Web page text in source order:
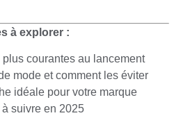
à explorer :
plus courantes au lancement
mode et comment les éviter
idéale pour votre marque
suivre en 2025